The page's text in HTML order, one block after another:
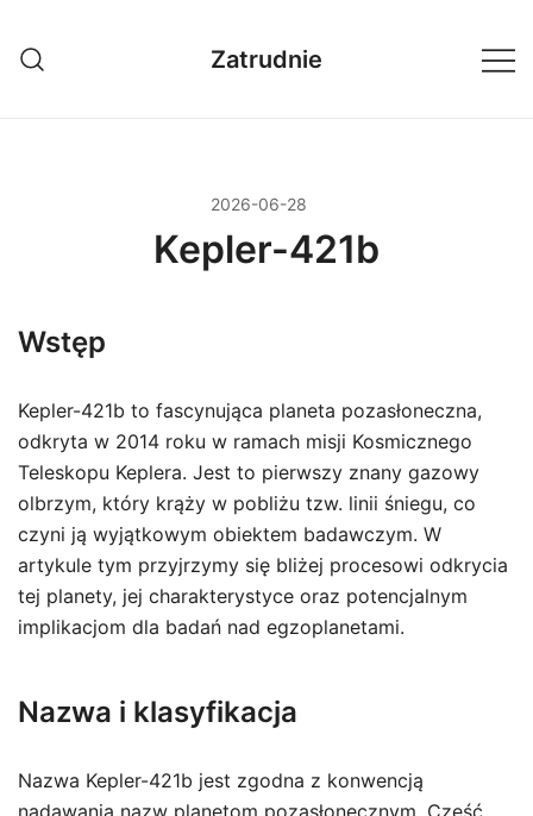
treści
Zatrudnie
2026-06-28
Kepler-421b
Wstęp
Kepler-421b to fascynująca planeta pozasłoneczna,
odkryta w 2014 roku w ramach misji Kosmicznego
Teleskopu Keplera. Jest to pierwszy znany gazowy
olbrzym, który krąży w pobliżu tzw. linii śniegu, co
czyni ją wyjątkowym obiektem badawczym. W
artykule tym przyjrzymy się bliżej procesowi odkrycia
tej planety, jej charakterystyce oraz potencjalnym
implikacjom dla badań nad egzoplanetami.
Nazwa i klasyfikacja
Nazwa Kepler-421b jest zgodna z konwencją
nadawania nazw planetom pozasłonecznym. Część